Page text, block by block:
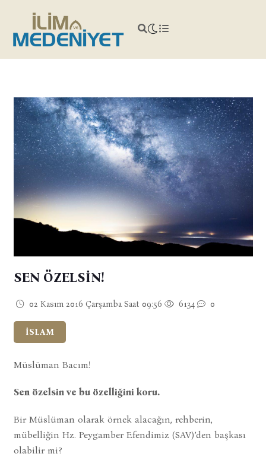
SEN ÖZELSİN!
02 Kasım 2016 Çarşamba Saat 09:56 6134 0
İSLAM
Müslüman Bacım!
Sen özelsin ve bu özelliğini koru.
Bir Müslüman olarak örnek alacağın, rehberin,
mübelliğin Hz. Peygamber Efendimiz (SAV)’den başkası
olabilir mi?